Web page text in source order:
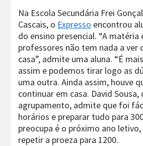
Na Escola Secundária Frei
Cascais, o Expresso encontrou
do ensino presencial. “A matéria
professores não tem nada a ver
casa”, admite uma aluna. “É
assim e podemos tirar logo as
uma outra. Ainda assim, houve
continuar em casa. David
agrupamento, admite que foi
horários e preparar tudo para
preocupa é o próximo ano
repetir a proeza para 1200.